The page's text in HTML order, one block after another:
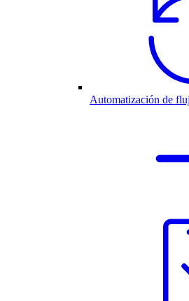
Automatización de